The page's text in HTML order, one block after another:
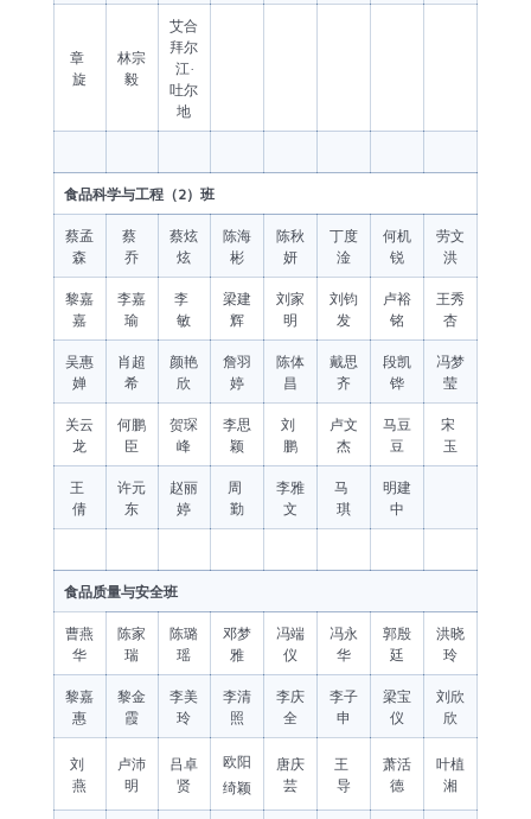
章
旋
林宗
毅
艾合
拜尔
江·
吐尔
地
食品科学与工程（2）班
蔡孟
森
蔡
乔
蔡炫
炫
陈海
彬
陈秋
妍
丁度
淦
何机
锐
劳文
洪
黎嘉
嘉
李嘉
瑜
李
敏
梁建
辉
刘家
明
刘钧
发
卢裕
铭
王秀
杏
吴惠
婵
肖超
希
颜艳
欣
詹羽
婷
陈体
昌
戴思
齐
段凯
铧
冯梦
莹
关云
龙
何鹏
臣
贺琛
峰
李思
颖
刘
鹏
卢文
杰
马豆
豆
宋
玉
王
倩
许元
东
赵丽
婷
周
勤
李雅
文
马
琪
明建
中
食品质量与安全班
曹燕
华
陈家
瑞
陈璐
瑶
邓梦
雅
冯端
仪
冯永
华
郭殷
廷
洪晓
玲
黎嘉
惠
黎金
霞
李美
玲
李清
照
李庆
全
李子
申
梁宝
仪
刘欣
欣
刘
燕
卢沛
明
吕卓
贤
欧阳
绮颖
唐庆
芸
王
导
萧活
德
叶植
湘